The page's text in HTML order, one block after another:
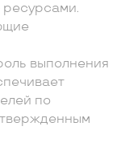
выполнения
по